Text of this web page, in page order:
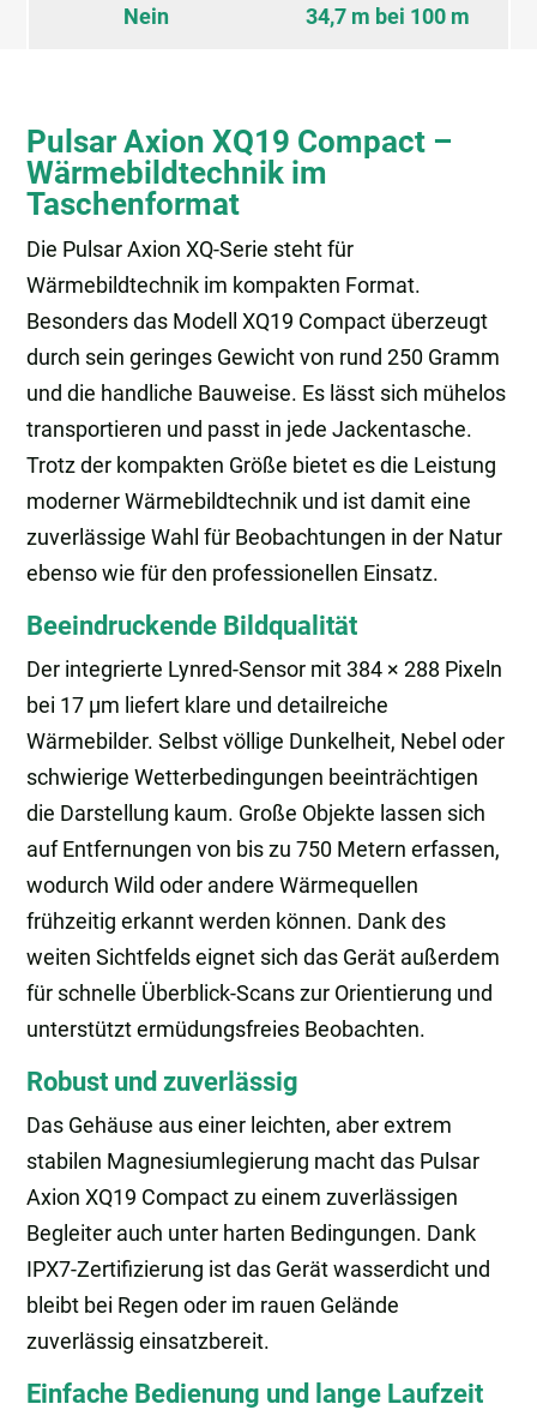
Nein 34,7 m bei 100 m
Pulsar Axion XQ19 Compact –
Wärmebildtechnik im
Taschenformat
Die Pulsar Axion XQ-Serie steht für
Wärmebildtechnik im kompakten Format.
Besonders das Modell XQ19 Compact überzeugt
durch sein geringes Gewicht von rund 250 Gramm
und die handliche Bauweise. Es lässt sich mühelos
transportieren und passt in jede Jackentasche.
Trotz der kompakten Größe bietet es die Leistung
moderner Wärmebildtechnik und ist damit eine
zuverlässige Wahl für Beobachtungen in der Natur
ebenso wie für den professionellen Einsatz.
Beeindruckende Bildqualität
Der integrierte Lynred-Sensor mit 384 × 288 Pixeln
bei 17 µm liefert klare und detailreiche
Wärmebilder. Selbst völlige Dunkelheit, Nebel oder
schwierige Wetterbedingungen beeinträchtigen
die Darstellung kaum. Große Objekte lassen sich
auf Entfernungen von bis zu 750 Metern erfassen,
wodurch Wild oder andere Wärmequellen
frühzeitig erkannt werden können. Dank des
weiten Sichtfelds eignet sich das Gerät außerdem
für schnelle Überblick-Scans zur Orientierung und
unterstützt ermüdungsfreies Beobachten.
Robust und zuverlässig
Das Gehäuse aus einer leichten, aber extrem
stabilen Magnesiumlegierung macht das Pulsar
Axion XQ19 Compact zu einem zuverlässigen
Begleiter auch unter harten Bedingungen. Dank
IPX7-Zertifizierung ist das Gerät wasserdicht und
bleibt bei Regen oder im rauen Gelände
zuverlässig einsatzbereit.
Einfache Bedienung und lange Laufzeit